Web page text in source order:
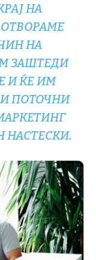
НА
НА
ЗАШТЕДИ
И ЌЕ ИМ
ПОТОЧНИ
НАСТЕСКИ.